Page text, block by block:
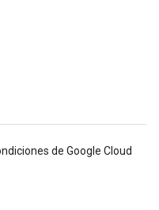
de Google Cloud